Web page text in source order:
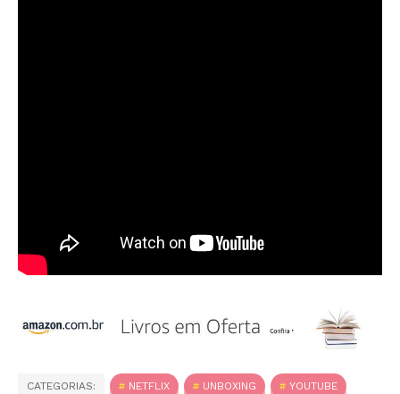
CATEGORIAS: NETFLIX UNBOXING YOUTUBE